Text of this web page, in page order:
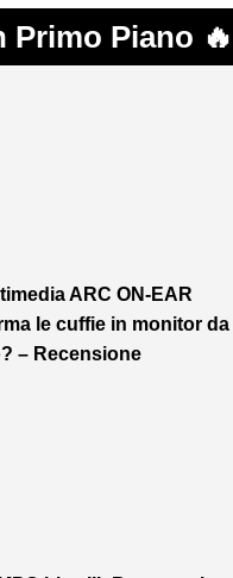
Primo Piano 🔥
ARC ON-EAR
le cuffie in monitor da
– Recensione